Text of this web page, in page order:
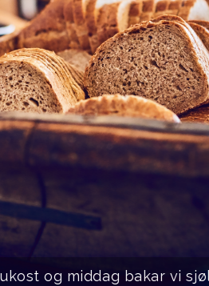
og middag bakar vi